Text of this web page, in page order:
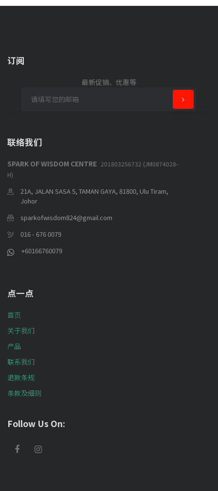
订阅
最新促销、优惠等
联络我们
SPARK OF WISDOM CENTRE 201803256732 (JM0874028-
H)
21A, JALAN SASA 5, TAMAN GAYA, 81800, Ulu Tiram,
Johor
sparkofwisdom824@gmail.com
016 - 676 0079
+60166760079
点一点
首页
关于我们
产品
联系我们
退款条规
条款及细则
Follow Us On: